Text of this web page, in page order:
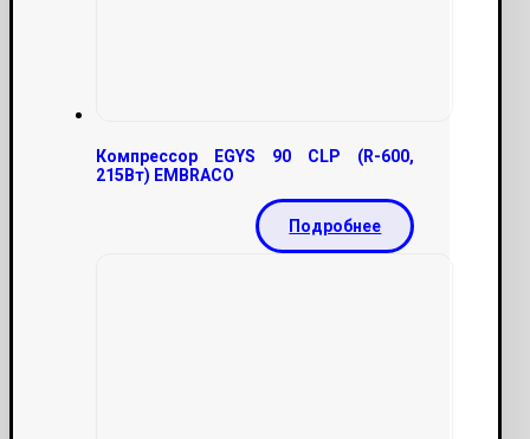
Компрессор EGYS 90 CLP (R-600,
215Вт) EMBRACO
Подробнее